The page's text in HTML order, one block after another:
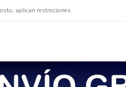
aplican restricciones